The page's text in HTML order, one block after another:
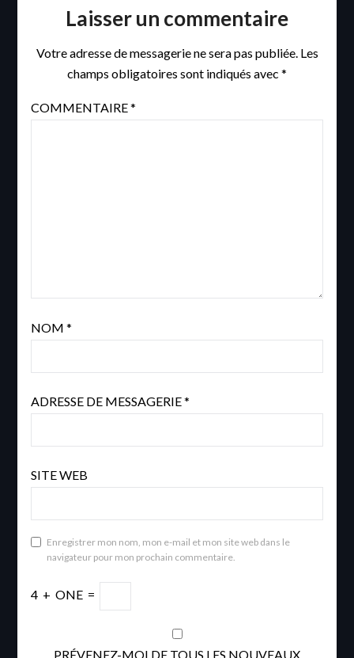
Laisser un commentaire
Votre adresse de messagerie ne sera pas publiée. Les
champs obligatoires sont indiqués avec *
COMMENTAIRE*
NOM *
ADRESSE DE MESSAGERIE*
SITE WEB
Enregistrer mon nom, mon e-mail et mon site web dans le
navigateur pour mon prochain commentaire.
4 + ONE =
PRÉVENEZ-MOI DE TOUS LES NOUVEAUX